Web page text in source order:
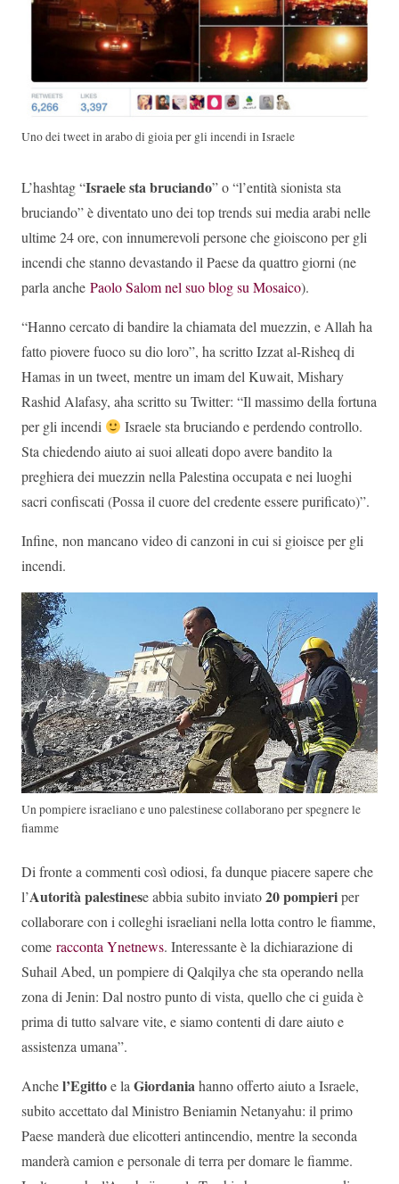
Uno dei tweet in arabo di gioia per gli incendi in Israele
L’hashtag “Israele sta bruciando” o “l’entità sionista sta
bruciando” è diventato uno dei top trends sui media arabi nelle
ultime 24 ore, con innumerevoli persone che gioiscono per gli
incendi che stanno devastando il Paese da quattro giorni (ne
parla anche Paolo Salom nel suo blog su Mosaico).
“Hanno cercato di bandire la chiamata del muezzin, e Allah ha
fatto piovere fuoco su dio loro”, ha scritto Izzat al-Risheq di
Hamas in un tweet, mentre un imam del Kuwait, Mishary
Rashid Alafasy, aha scritto su Twitter: “Il massimo della fortuna
per gli incendi
Israele sta bruciando e perdendo controllo.
Sta chiedendo aiuto ai suoi alleati dopo avere bandito la
preghiera dei muezzin nella Palestina occupata e nei luoghi
sacri confiscati (Possa il cuore del credente essere purificato)”.
Infine, non mancano video di canzoni in cui si gioisce per gli
incendi.
Un pompiere israeliano e uno palestinese collaborano per spegnere le
fiamme
Di fronte a commenti così odiosi, fa dunque piacere sapere che
l’Autorità palestinese abbia subito inviato20 pompieriper
collaborare con i colleghi israeliani nella lotta contro le fiamme,
come racconta Ynetnews. Interessante è la dichiarazione di
Suhail Abed, un pompiere di Qalqilya che sta operando nella
zona di Jenin: Dal nostro punto di vista, quello che ci guida è
prima di tutto salvare vite, e siamo contenti di dare aiuto e
assistenza umana”.
Anchel’Egittoe la Giordaniahanno offerto aiuto a Israele,
subito accettato dal Ministro Beniamin Netanyahu: il primo
Paese manderà due elicotteri antincendio, mentre la seconda
manderà camion e personale di terra per domare le fiamme.